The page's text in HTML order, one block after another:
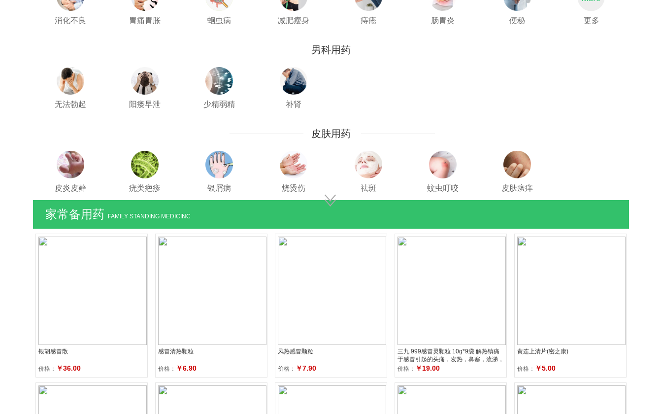
消化不良 胃痛胃胀 蛔虫病 减肥瘦身 痔疮 肠胃炎 便秘 更多
男科用药
无法勃起 阳痿早泄 少精弱精 补肾
皮肤用药
皮炎皮藓 疣类疤疹 银屑病 烧烫伤 祛斑 蚊虫叮咬 皮肤瘙痒
家常备用药 FAMILY STANDING MEDICINC
银胡感冒散
价格： ￥36.00
感冒清热颗粒
价格： ￥6.90
风热感冒颗粒
价格： ￥7.90
三九 999感冒灵颗粒 10g*9袋 解热镇痛
于感冒引起的头痛，发热，鼻塞，流涕，
咽痛
价格： ￥19.00
黄连上清片(密之康)
价格： ￥5.00